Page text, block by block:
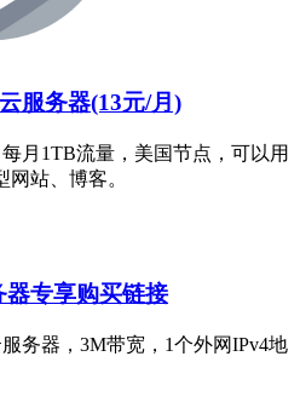
服务器(13元/月)
月1TB流量，美国节点，可以用
站、博客。
器专享购买链接
务器，3M带宽，1个外网IPv4地